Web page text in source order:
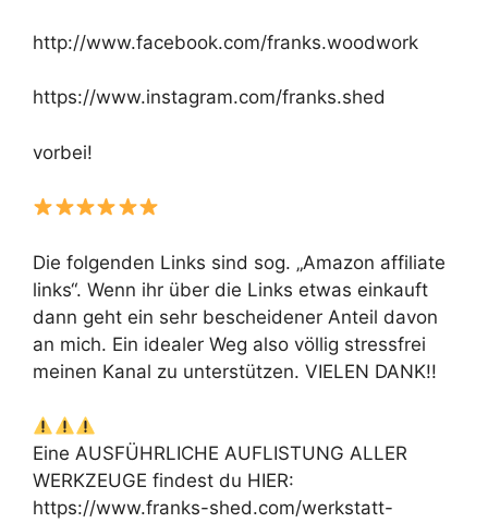
http://www.facebook.com/franks.woodwork
https://www.instagram.com/franks.shed
vorbei!
Die folgenden Links sind sog. „Amazon affiliate
links“. Wenn ihr über die Links etwas einkauft
dann geht ein sehr bescheidener Anteil davon
an mich. Ein idealer Weg also völlig stressfrei
meinen Kanal zu unterstützen. VIELEN DANK!!
Eine AUSFÜHRLICHE AUFLISTUNG ALLER
WERKZEUGE findest du HIER:
https://www.franks-shed.com/werkstatt-